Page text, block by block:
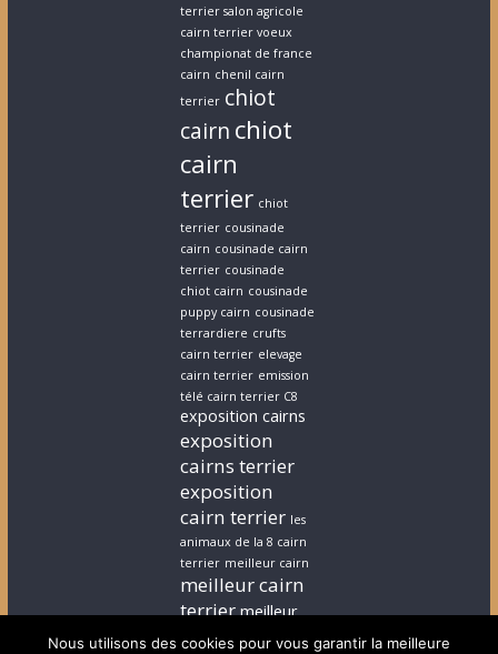
terrier salon agricole
cairn terrier voeux
championat de france
cairn chenil cairn
terrier chiot
cairn chiot
cairn
terrier chiot
terrier cousinade
cairn cousinade cairn
terrier cousinade
chiot cairn cousinade
puppy cairn cousinade
terrardiere crufts
cairn terrier elevage
cairn terrier emission
télé cairn terrier C8
exposition cairns
exposition
cairns terrier
exposition
cairn terrier les
animaux de la 8 cairn
terrier meilleur cairn
meilleur cairn
terrier meilleur
elevage cairn
Nous utilisons des cookies pour vous garantir la meilleure